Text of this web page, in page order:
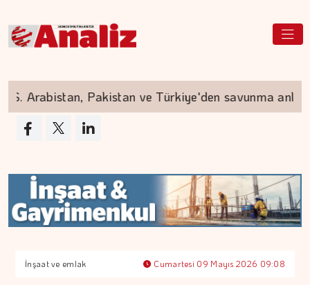
Arabistan, Pakistan ve Türkiye'den savunma
İnşaat ve emlak Cumartesi 09 Mayıs 2026 09:08